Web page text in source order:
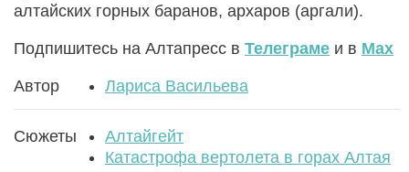
алтайских горных баранов, архаров (аргали).
Подпишитесь на Алтапресс в Телеграме и в Max
Автор Лариса Васильева
Сюжеты
Алтайгейт
Катастрофа вертолета в горах Алтая